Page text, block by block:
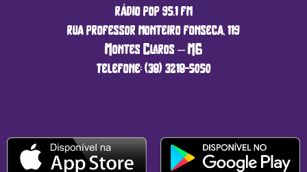
rádio pop 95.1 fm
rua professor monteiro fonseca, 119
Montes Claros – MG
telefone: (38) 3218-5050